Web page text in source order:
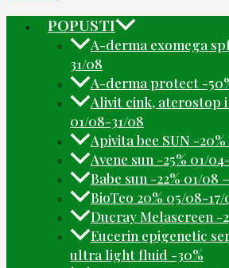
POPUSTI
A-derma exomega
31/08
A-derma protect -
Alivit cink, aterostop
01/08-31/08
Apivita bee SUN -
Avene sun -25% 01/
Babe sun -22% 01/08
BioTeo 20% 05/08-17/
Ducray Melascreen -
Eucerin epigenetic
ultra light fluid -30%